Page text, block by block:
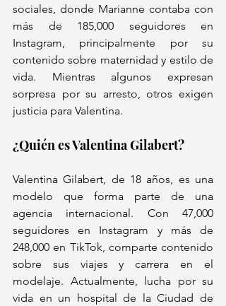
sociales, donde Marianne contaba con
más de 185,000 seguidores en
Instagram, principalmente por su
contenido sobre maternidad y estilo de
vida. Mientras algunos expresan
sorpresa por su arresto, otros exigen
justicia para Valentina.
¿Quién es Valentina Gilabert?
Valentina Gilabert, de 18 años, es una
modelo que forma parte de una
agencia internacional. Con 47,000
seguidores en Instagram y más de
248,000 en TikTok, comparte contenido
sobre sus viajes y carrera en el
modelaje. Actualmente, lucha por su
vida en un hospital de la Ciudad de